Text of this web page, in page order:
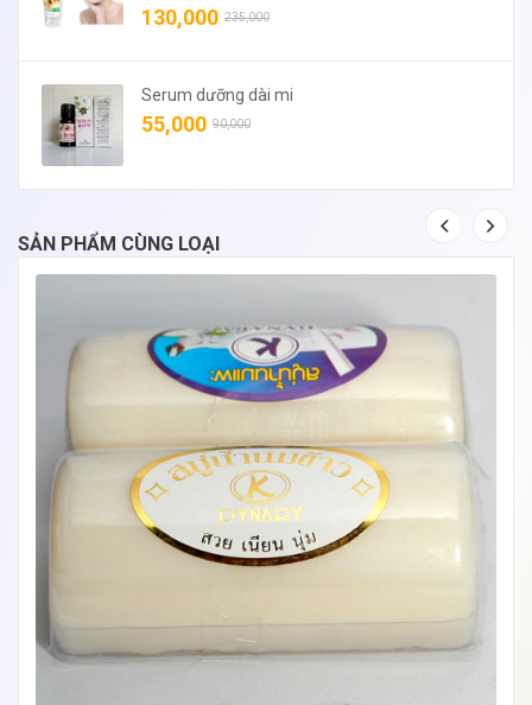
130,000 235,000
Serum dưỡng dài mi
55,000 90,000
SẢN PHẨM CÙNG LOẠI